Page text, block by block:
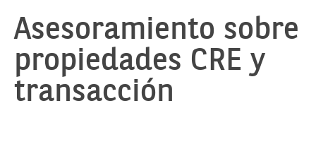
Asesoramiento sobre
propiedades CRE y
transacción